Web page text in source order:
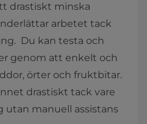
drastiskt minska
arbetet tack
Du kan testa och
genom att enkelt och
örter och fruktbitar.
drastiskt tack vare
manuell assistans